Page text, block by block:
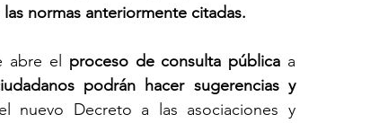
normas anteriormente citadas.
abre el proceso de consulta pública a
podrán hacer sugerencias y
nuevo Decreto a las asociaciones y